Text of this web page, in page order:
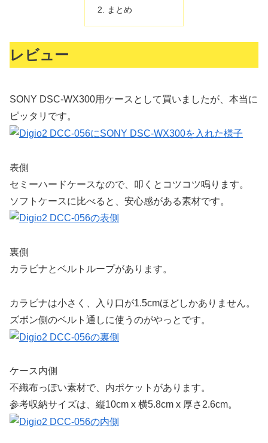
まとめ
レビュー
SONY DSC-WX300用ケースとして買いましたが、本当に
ピッタリです。
表側
セミーハードケースなので、叩くとコツコツ鳴ります。
ソフトケースに比べると、安心感がある素材です。
裏側
カラビナとベルトループがあります。
カラビナは小さく、入り口が1.5cmほどしかありません。
ズボン側のベルト通しに使うのがやっとです。
ケース内側
不織布っぽい素材で、内ポケットがあります。
参考収納サイズは、縦10cm x 横5.8cm x 厚さ2.6cm。